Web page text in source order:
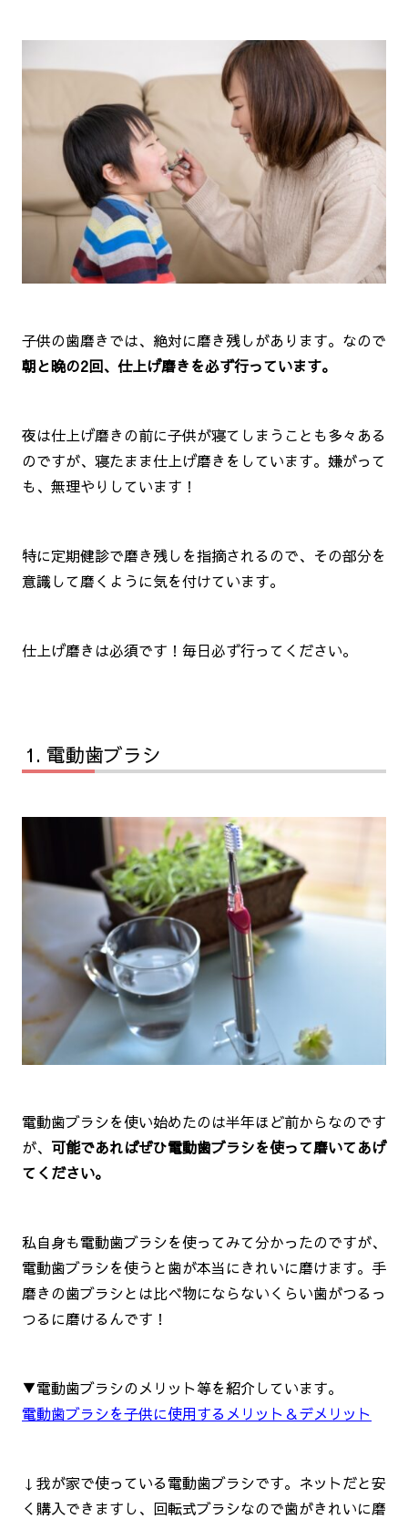
子供の歯磨きでは、絶対に磨き残しがあります。なので
朝と晩の2回、仕上げ磨きを必ず行っています。
夜は仕上げ磨きの前に子供が寝てしまうことも多々ある
のですが、寝たまま仕上げ磨きをしています。嫌がって
も、無理やりしています！
特に定期健診で磨き残しを指摘されるので、その部分を
意識して磨くように気を付けています。
仕上げ磨きは必須です！毎日必ず行ってください。
電動歯ブラシ
電動歯ブラシを使い始めたのは半年ほど前からなのです
が、 可能であればぜひ電動歯ブラシを使って磨いてあげ
てください。
私自身も電動歯ブラシを使ってみて分かったのですが、
電動歯ブラシを使うと歯が本当にきれいに磨けます。手
磨きの歯ブラシとは比べ物にならないくらい歯がつるっ
つるに磨けるんです！
▼電動歯ブラシのメリット等を紹介しています。
電動歯ブラシを子供に使用するメリット＆デメリット
↓我が家で使っている電動歯ブラシです。ネットだと安
く購入できますし、回転式ブラシなので歯がきれいに磨